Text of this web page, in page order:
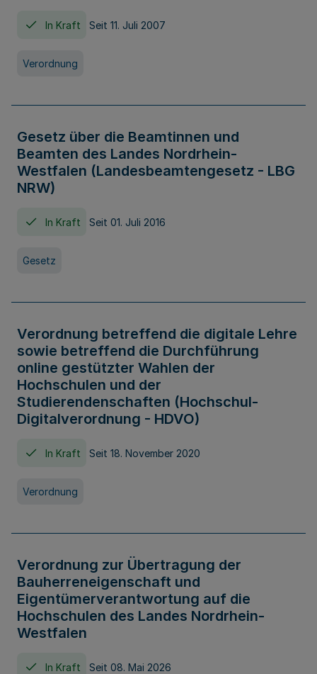
In Kraft Seit 11. Juli 2007
Verordnung
Gesetz über die Beamtinnen und
Beamten des Landes Nordrhein-
Westfalen (Landesbeamtengesetz - LBG
NRW)
In Kraft Seit 01. Juli 2016
Gesetz
Verordnung betreffend die digitale Lehre
sowie betreffend die Durchführung
online gestützter Wahlen der
Hochschulen und der
Studierendenschaften (Hochschul-
Digitalverordnung - HDVO)
In Kraft Seit 18. November 2020
Verordnung
Verordnung zur Übertragung der
Bauherreneigenschaft und
Eigentümerverantwortung auf die
Hochschulen des Landes Nordrhein-
Westfalen
In Kraft Seit 08. Mai 2026